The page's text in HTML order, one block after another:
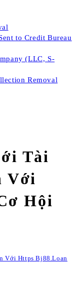
to Credit Bureau
(LLC, S-
Removal
Tài
Với
Hội
Với Https Bj88.Loan